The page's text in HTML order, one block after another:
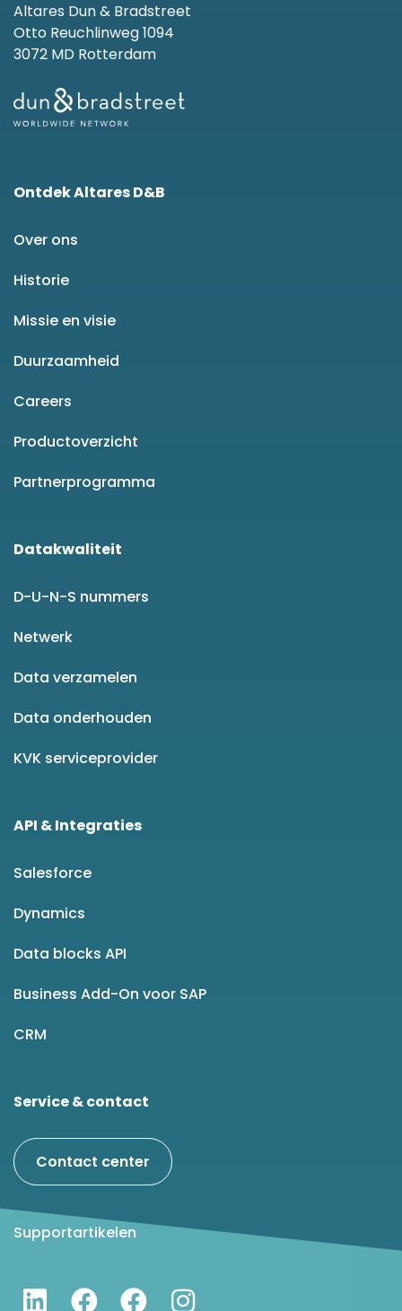
Altares Dun & Bradstreet
Otto Reuchlinweg 1094
3072 MD Rotterdam
Ontdek Altares D&B
Over ons
Historie
Missie en visie
Duurzaamheid
Careers
Productoverzicht
Partnerprogramma
Datakwaliteit
D-U-N-S nummers
Netwerk
Data verzamelen
Data onderhouden
KVK serviceprovider
API & Integraties
Salesforce
Dynamics
Data blocks API
Business Add-On voor SAP
CRM
Service & contact
Contact center
Supportartikelen